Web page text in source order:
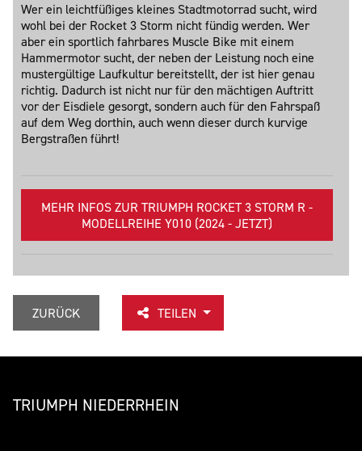
Wer ein leichtfüßiges kleines Stadtmotorrad sucht, wird
wohl bei der Rocket 3 Storm nicht fündig werden. Wer
aber ein sportlich fahrbares Muscle Bike mit einem
Hammermotor sucht, der neben der Leistung noch eine
mustergültige Laufkultur bereitstellt, der ist hier genau
richtig. Dadurch ist nicht nur für den mächtigen Auftritt
vor der Eisdiele gesorgt, sondern auch für den Fahrspaß
auf dem Weg dorthin, auch wenn dieser durch kurvige
Bergstraßen führt!
MEHR INFOS ZUR TRIUMPH ROCKET 3 STORM R -
MODELLREIHE Y010 (2024 - JETZT)
ZURÜCK TEILEN
TRIUMPH NIEDERRHEIN